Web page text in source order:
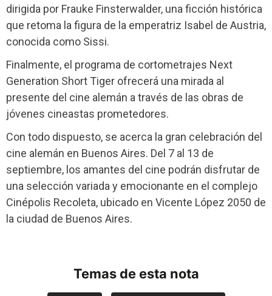
dirigida por Frauke Finsterwalder, una ficción histórica
que retoma la figura de la emperatriz Isabel de Austria,
conocida como Sissi.
Finalmente, el programa de cortometrajes Next
Generation Short Tiger ofrecerá una mirada al
presente del cine alemán a través de las obras de
jóvenes cineastas prometedores.
Con todo dispuesto, se acerca la gran celebración del
cine alemán en Buenos Aires. Del 7 al 13 de
septiembre, los amantes del cine podrán disfrutar de
una selección variada y emocionante en el complejo
Cinépolis Recoleta, ubicado en Vicente López 2050 de
la ciudad de Buenos Aires.
Temas de esta nota